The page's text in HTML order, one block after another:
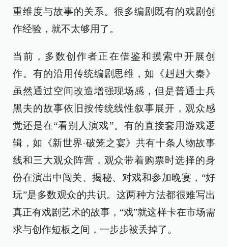
重维度与故事的关系。很多编剧既有的戏剧创
作经验，就不太够用了。
当前，多数创作者正在借鉴和摸索中开展创
作。有的沿用传统编剧思维，如《赳赳大秦》
虽然通过空间改造增强现场感，但是普通士兵
黑夫的故事依旧按传统线性叙事展开，观众感
觉还是在“看别人演戏”。有的直接套用游戏逻
辑，如《新世界·破笼之宴》共有十条人物故事
线和三大观众阵营，观众带着购票时选择的身
份在演出中闯关、揭秘、对戏和参加晚宴，“好
玩”是多数观众的共识。这两种方法都很难写出
真正有戏剧艺术的故事，“戏”就这样卡在市场需
求与创作短板之间，一步步被丢掉了。